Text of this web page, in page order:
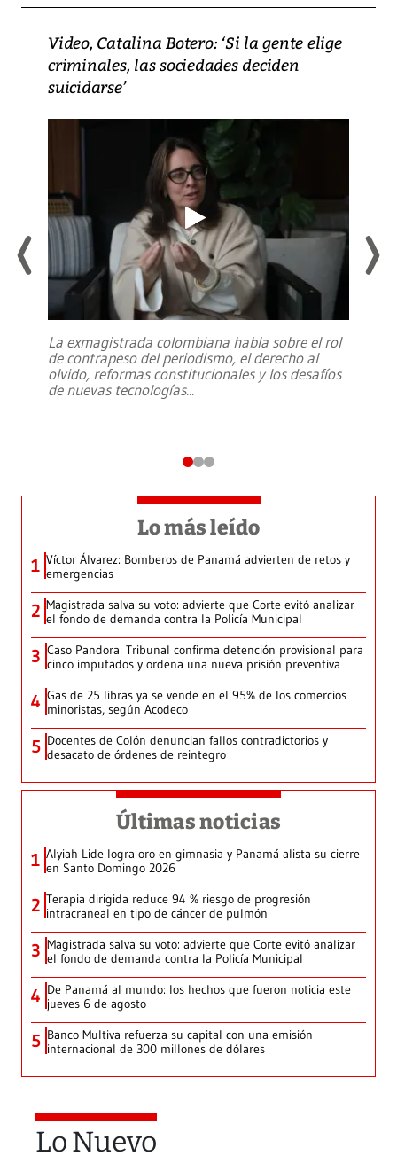
Video, Catalina Botero: ‘Si la gente elige
criminales, las sociedades deciden
suicidarse’
La exmagistrada colombiana habla sobre el rol
de contrapeso del periodismo, el derecho al
olvido, reformas constitucionales y los desafíos
de nuevas tecnologías...
Lo más leído
1 Víctor Álvarez: Bomberos de Panamá advierten de retos y
emergencias
2 Magistrada salva su voto: advierte que Corte evitó analizar
el fondo de demanda contra la Policía Municipal
3 Caso Pandora: Tribunal confirma detención provisional para
cinco imputados y ordena una nueva prisión preventiva
4 Gas de 25 libras ya se vende en el 95% de los comercios
minoristas, según Acodeco
5 Docentes de Colón denuncian fallos contradictorios y
desacato de órdenes de reintegro
Últimas noticias
1 Alyiah Lide logra oro en gimnasia y Panamá alista su cierre
en Santo Domingo 2026
2 Terapia dirigida reduce 94 % riesgo de progresión
intracraneal en tipo de cáncer de pulmón
3 Magistrada salva su voto: advierte que Corte evitó analizar
el fondo de demanda contra la Policía Municipal
4 De Panamá al mundo: los hechos que fueron noticia este
jueves 6 de agosto
5 Banco Multiva refuerza su capital con una emisión
internacional de 300 millones de dólares
Lo Nuevo